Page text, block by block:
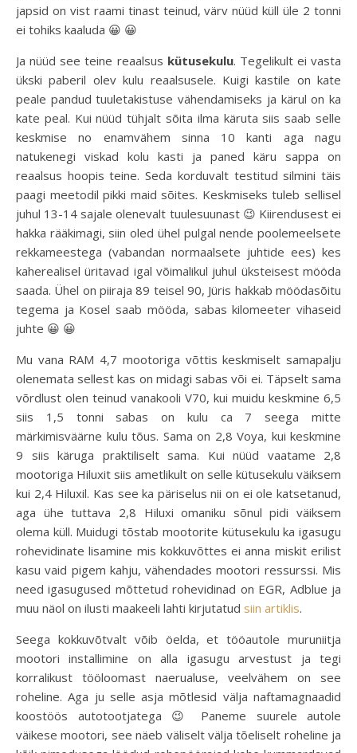
japsid on vist raami tinast teinud, värv nüüd küll üle 2 tonni
ei tohiks kaaluda 😀 😀
Ja nüüd see teine reaalsus kütusekulu. Tegelikult ei vasta
ükski paberil olev kulu reaalsusele. Kuigi kastile on kate
peale pandud tuuletakistuse vähendamiseks ja kärul on ka
kate peal. Kui nüüd tühjalt sõita ilma käruta siis saab selle
keskmise no enamvähem sinna 10 kanti aga nagu
natukenegi viskad kolu kasti ja paned käru sappa on
reaalsus hoopis teine. Seda korduvalt testitud silmini täis
paagi meetodil pikki maid sõites. Keskmiseks tuleb sellisel
juhul 13-14 sajale olenevalt tuulesuunast 😉 Kiirendusest ei
hakka rääkimagi, siin oled ühel pulgal nende poolemeelsete
rekkameestega (vabandan normaalsete juhtide ees) kes
kaherealisel üritavad igal võimalikul juhul üksteisest mööda
saada. Ühel on piiraja 89 teisel 90, Jüris hakkab möödasõitu
tegema ja Kosel saab mööda, sabas kilomeeter vihaseid
juhte 😀 😀
Mu vana RAM 4,7 mootoriga võttis keskmiselt samapalju
olenemata sellest kas on midagi sabas või ei. Täpselt sama
võrdlust olen teinud vanakooli V70, kui muidu keskmine 6,5
siis 1,5 tonni sabas on kulu ca 7 seega mitte
märkimisväärne kulu tõus. Sama on 2,8 Voya, kui keskmine
9 siis käruga praktiliselt sama. Kui nüüd vaatame 2,8
mootoriga Hiluxit siis ametlikult on selle kütusekulu väiksem
kui 2,4 Hiluxil. Kas see ka päriselus nii on ei ole katsetanud,
aga ühe tuttava 2,8 Hiluxi omaniku sõnul pidi väiksem
olema küll. Muidugi tõstab mootorite kütusekulu ka igasugu
rohevidinate lisamine mis kokkuvõttes ei anna miskit erilist
kasu vaid pigem kahju, vähendades mootori ressurssi. Mis
need igasugused mõttetud rohevidinad on EGR, Adblue ja
muu näol on ilusti maakeeli lahti kirjutatud siin artiklis.
Seega kokkuvõtvalt võib öelda, et tööautole muruniitja
mootori installimine on alla igasugu arvestust ja tegi
korralikust tööloomast naerualuse, veelvähem on see
roheline. Aga ju selle asja mõtlesid välja naftamagnaadid
koostöös autotootjatega 😉 Paneme suurele autole
väikese mootori, see näeb väliselt välja tõeliselt roheline ja